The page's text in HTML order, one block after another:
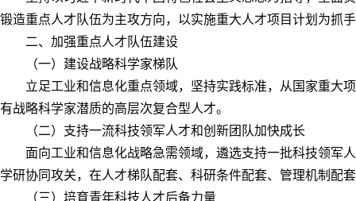
锻造重点人才队伍为主攻方向，以实施重大人才项目计划为抓
二、加强重点人才队伍建设
（一）建设战略科学家梯队
立足工业和信息化重点领域，坚持实践标准，从国家重大
有战略科学家潜质的高层次复合型人才。
（二）支持一流科技领军人才和创新团队加快成长
面向工业和信息化战略急需领域，遴选支持一批科技领军
学研协同攻关，在人才梯队配套、科研条件配套、管理机制配
（三）培育青年科技人才后备力量